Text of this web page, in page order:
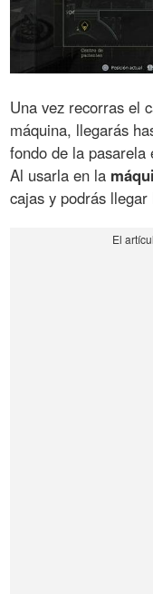
Una vez recorras el
máquina, llegarás
fondo de la pasarela
Al usarla en la
cajas y podrás